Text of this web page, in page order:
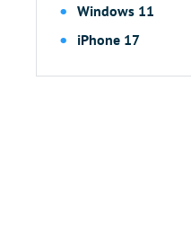
Windows 11
iPhone 17